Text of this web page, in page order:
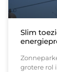
Slim
grotere rol